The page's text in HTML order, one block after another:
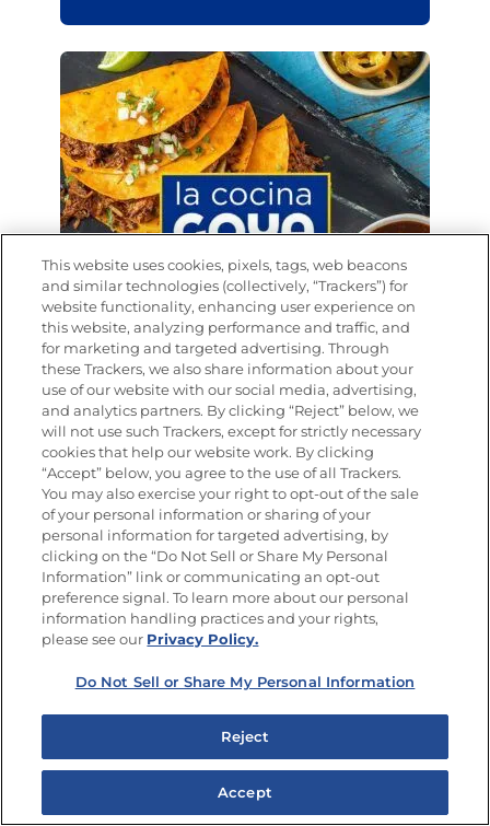
Únete a La Cocina
Goya®
Regístrese GRATIS en Goya.com y
obtenga acceso ilimitado a
funciones interesantes como My
Recipe Box, cupones y ofertas, y
nuestro boletín.
Ver más
This website uses cookies, pixels, tags, web beacons
and similar technologies (collectively, “Trackers”) for
website functionality, enhancing user experience on
this website, analyzing performance and traffic, and
for marketing and targeted advertising. Through
these Trackers, we also share information about your
use of our website with our social media, advertising,
and analytics partners. By clicking “Reject” below, we
will not use such Trackers, except for strictly necessary
cookies that help our website work. By clicking
“Accept” below, you agree to the use of all Trackers.
You may also exercise your right to opt-out of the sale
of your personal information or sharing of your
personal information for targeted advertising, by
clicking on the “Do Not Sell or Share My Personal
Information” link or communicating an opt-out
preference signal. To learn more about our personal
information handling practices and your rights,
please see our Privacy Policy.
Do Not Sell or Share My Personal Information
Reject
Accept